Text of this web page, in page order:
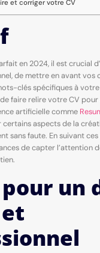
et corriger votre CV
en 2024, il est crucial
de mettre en avant vos
clés spécifiques à
faire relire votre CV
artificielle comme
aspects de la
sans faute. En suivant
de capter l’attention
un